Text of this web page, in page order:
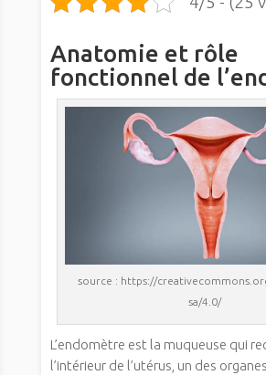
Anatomie et rôle
fonctionnel de
source : https://
sa/4.0/
L’endomètre est la muqueuse qui
l’intérieur de l’utérus, un des